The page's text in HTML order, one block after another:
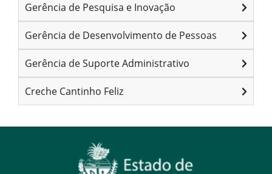
Gerência de Pesquisa e Inovação
Gerência de Desenvolvimento de Pessoas
Gerência de Suporte Administrativo
Creche Cantinho Feliz